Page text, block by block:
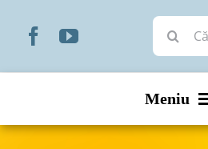
Cautare...
Meniu